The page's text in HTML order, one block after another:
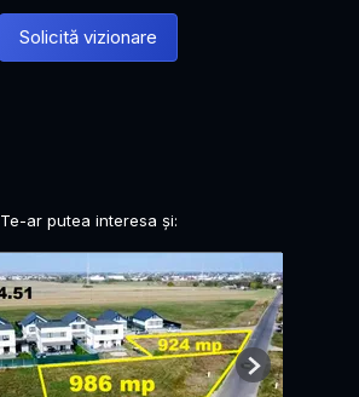
Solicită vizionare
Te-ar putea interesa și:
Next